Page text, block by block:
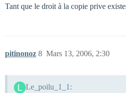
Tant que le droit à la copie prive
pitinonoz Mars 13, 2006, 2:30
8
Le_poilu_1_1: